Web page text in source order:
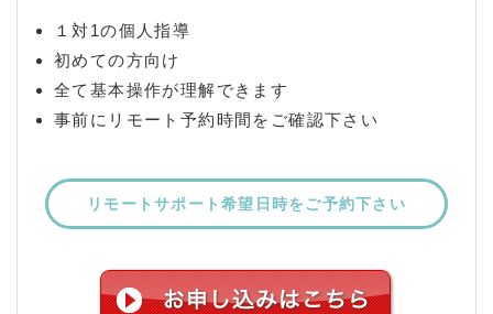
１対1の個人指導
初めての方向け
全て基本操作が理解できます
事前にリモート予約時間をご確認下さい
リモートサポート希望日時をご予約下さい